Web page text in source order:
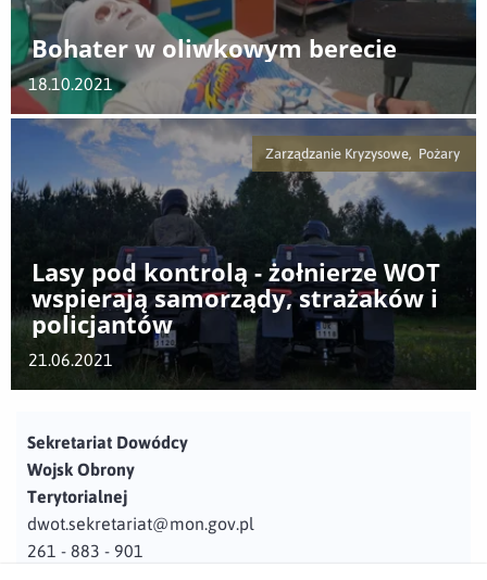
Bohater w oliwkowym berecie
18.10.2021
Zarządzanie Kryzysowe, Pożary
Lasy pod kontrolą - żołnierze WOT
wspierają samorządy, strażaków i
policjantów
21.06.2021
Sekretariat Dowódcy
Wojsk Obrony
Terytorialnej
dwot.sekretariat@mon.gov.pl
261 - 883 - 901